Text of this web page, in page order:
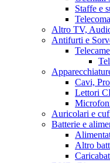
Staffe e
Altro TV,
Antifurti e
Cavi,
Lettori
Auricolari e
Batterie e
Altro